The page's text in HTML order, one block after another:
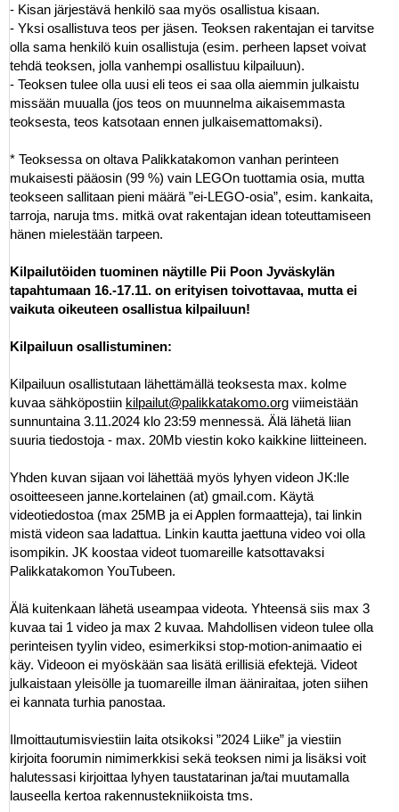
- Kisan järjestävä henkilö saa myös osallistua kisaan.
- Yksi osallistuva teos per jäsen. Teoksen rakentajan ei tarvitse
olla sama henkilö kuin osallistuja (esim. perheen lapset voivat
tehdä teoksen, jolla vanhempi osallistuu kilpailuun).
- Teoksen tulee olla uusi eli teos ei saa olla aiemmin julkaistu
missään muualla (jos teos on muunnelma aikaisemmasta
teoksesta, teos katsotaan ennen julkaisemattomaksi).
* Teoksessa on oltava Palikkatakomon vanhan perinteen
mukaisesti pääosin (99 %) vain LEGOn tuottamia osia, mutta
teokseen sallitaan pieni määrä ”ei-LEGO-osia”, esim. kankaita,
tarroja, naruja tms. mitkä ovat rakentajan idean toteuttamiseen
hänen mielestään tarpeen.
Kilpailutöiden tuominen näytille Pii Poon Jyväskylän
tapahtumaan 16.-17.11. on erityisen toivottavaa, mutta ei
vaikuta oikeuteen osallistua kilpailuun!
Kilpailuun osallistuminen:
Kilpailuun osallistutaan lähettämällä teoksesta max. kolme
kuvaa sähköpostiin kilpailut@palikkatakomo.org viimeistään
sunnuntaina 3.11.2024 klo 23:59 mennessä. Älä lähetä liian
suuria tiedostoja - max. 20Mb viestin koko kaikkine liitteineen.
Yhden kuvan sijaan voi lähettää myös lyhyen videon JK:lle
osoitteeseen janne.kortelainen (at) gmail.com. Käytä
videotiedostoa (max 25MB ja ei Applen formaatteja), tai linkin
mistä videon saa ladattua. Linkin kautta jaettuna video voi olla
isompikin. JK koostaa videot tuomareille katsottavaksi
Palikkatakomon YouTubeen.
Älä kuitenkaan lähetä useampaa videota. Yhteensä siis max 3
kuvaa tai 1 video ja max 2 kuvaa. Mahdollisen videon tulee olla
perinteisen tyylin video, esimerkiksi stop-motion-animaatio ei
käy. Videoon ei myöskään saa lisätä erillisiä efektejä. Videot
julkaistaan yleisölle ja tuomareille ilman ääniraitaa, joten siihen
ei kannata turhia panostaa.
Ilmoittautumisviestiin laita otsikoksi ”2024 Liike” ja viestiin
kirjoita foorumin nimimerkkisi sekä teoksen nimi ja lisäksi voit
halutessasi kirjoittaa lyhyen taustatarinan ja/tai muutamalla
lauseella kertoa rakennustekniikoista tms.